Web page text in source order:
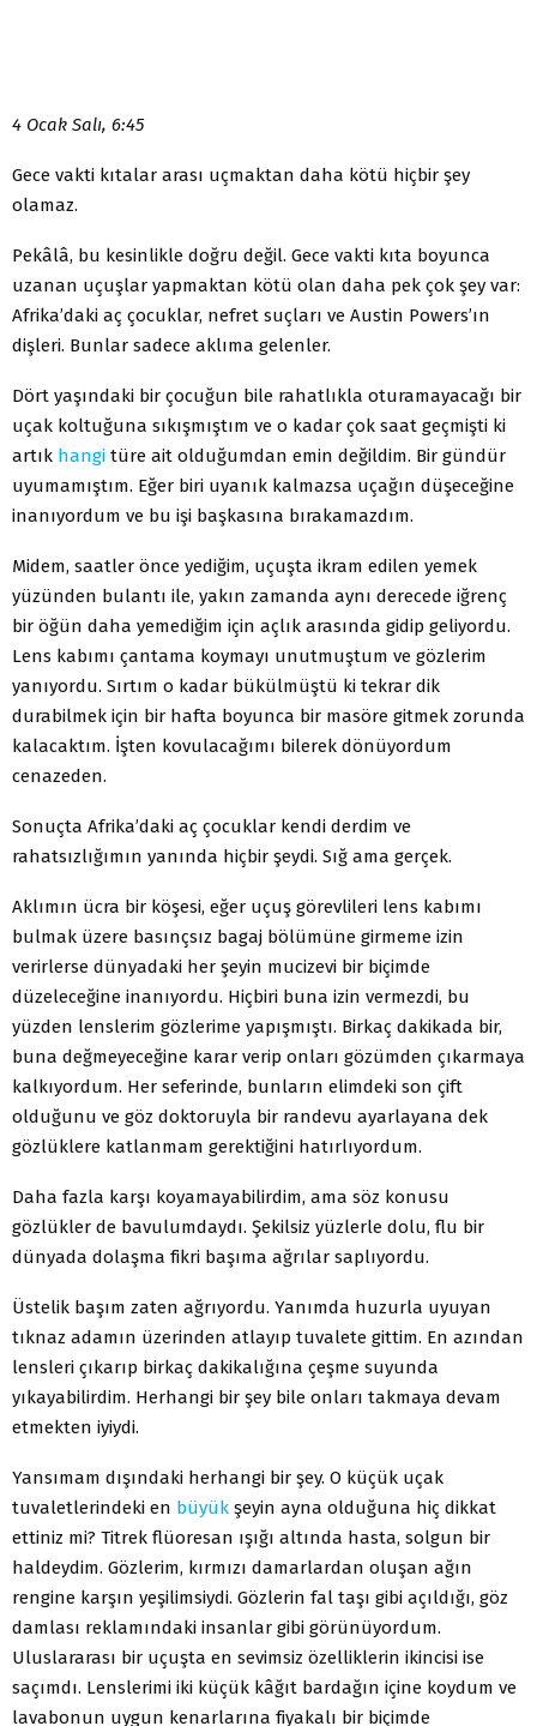
4 Ocak Salı, 6:45
Gece vakti kıtalar arası uçmaktan daha kötü hiçbir şey
olamaz.
Pekâlâ, bu kesinlikle doğru değil. Gece vakti kıta boyunca
uzanan uçuşlar yapmaktan kötü olan daha pek çok şey var:
Afrika’daki aç çocuklar, nefret suçları ve Austin Powers’ın
dişleri. Bunlar sadece aklıma gelenler.
Dört yaşındaki bir çocuğun bile rahatlıkla oturamayacağı bir
uçak koltuğuna sıkışmıştım ve o kadar çok saat geçmişti ki
artık hangi türe ait olduğumdan emin değildim. Bir gündür
uyumamıştım. Eğer biri uyanık kalmazsa uçağın düşeceğine
inanıyordum ve bu işi başkasına bırakamazdım.
Midem, saatler önce yediğim, uçuşta ikram edilen yemek
yüzünden bulantı ile, yakın zamanda aynı derecede iğrenç
bir öğün daha yemediğim için açlık arasında gidip geliyordu.
Lens kabımı çantama koymayı unutmuştum ve gözlerim
yanıyordu. Sırtım o kadar bükülmüştü ki tekrar dik
durabilmek için bir hafta boyunca bir masöre gitmek zorunda
kalacaktım. İşten kovulacağımı bilerek dönüyordum
cenazeden.
Sonuçta Afrika’daki aç çocuklar kendi derdim ve
rahatsızlığımın yanında hiçbir şeydi. Sığ ama gerçek.
Aklımın ücra bir köşesi, eğer uçuş görevlileri lens kabımı
bulmak üzere basınçsız bagaj bölümüne girmeme izin
verirlerse dünyadaki her şeyin mucizevi bir biçimde
düzeleceğine inanıyordu. Hiçbiri buna izin vermezdi, bu
yüzden lenslerim gözlerime yapışmıştı. Birkaç dakikada bir,
buna değmeyeceğine karar verip onları gözümden çıkarmaya
kalkıyordum. Her seferinde, bunların elimdeki son çift
olduğunu ve göz doktoruyla bir randevu ayarlayana dek
gözlüklere katlanmam gerektiğini hatırlıyordum.
Daha fazla karşı koyamayabilirdim, ama söz konusu
gözlükler de bavulumdaydı. Şekilsiz yüzlerle dolu, flu bir
dünyada dolaşma fikri başıma ağrılar saplıyordu.
Üstelik başım zaten ağrıyordu. Yanımda huzurla uyuyan
tıknaz adamın üzerinden atlayıp tuvalete gittim. En azından
lensleri çıkarıp birkaç dakikalığına çeşme suyunda
yıkayabilirdim. Herhangi bir şey bile onları takmaya devam
etmekten iyiydi.
Yansımam dışındaki herhangi bir şey. O küçük uçak
tuvaletlerindeki en büyük şeyin ayna olduğuna hiç dikkat
ettiniz mi? Titrek flüoresan ışığı altında hasta, solgun bir
haldeydim. Gözlerim, kırmızı damarlardan oluşan ağın
rengine karşın yeşilimsiydi. Gözlerin fal taşı gibi açıldığı, göz
damlası reklamındaki insanlar gibi görünüyordum.
Uluslararası bir uçuşta en sevimsiz özelliklerin ikincisi ise
saçımdı. Lenslerimi iki küçük kâğıt bardağın içine koydum ve
lavabonun uygun kenarlarına fiyakalı bir biçimde